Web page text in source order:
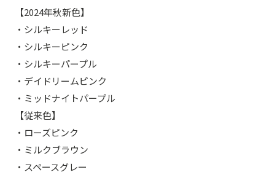
【2024年秋新色】
・シルキーレッド⁡
・シルキーピンク⁡
・シルキーパープル
⁡・デイドリームピンク⁡
・ミッドナイトパープル
【従来色】
・ローズピンク
・ミルクブラウン
・スペースグレー